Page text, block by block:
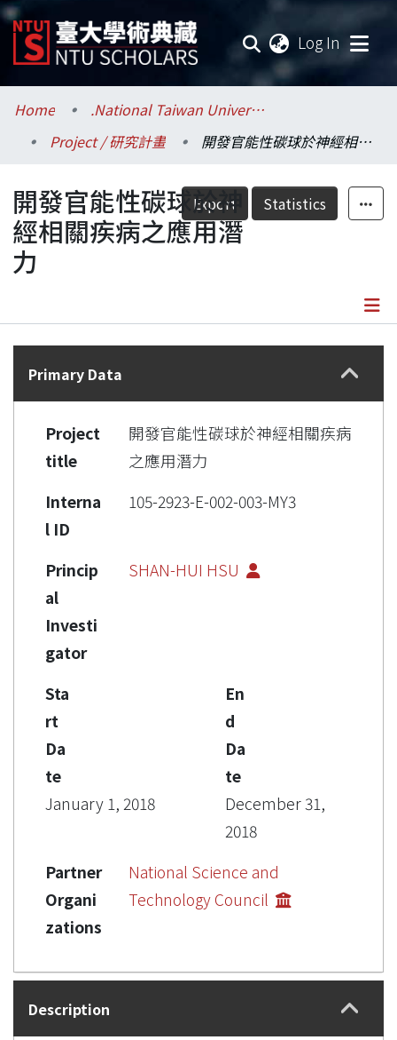
Log In
Communities & Collections
Research Outputs
Fundings & Projects
Researchers
Statistics
Home
.National Taiwan University / 國立臺灣大學
Project / 研究計畫
開發官能性碳球於神經相關疾病之應用潛力
Export Statistics
開發官能性碳球於神
經相關疾病之應用潛
力
Details
Primary Data
Project
title
開發官能性碳球於神經相關疾病
之應用潛力
Interna
l ID
105-2923-E-002-003-MY3
Princip
al
Investi
gator
SHAN-HUI HSU
Sta
rt
Da
te
January 1, 2018
En
d
Da
te
December 31,
2018
Partner
Organi
zations
National Science and
Technology Council
Description